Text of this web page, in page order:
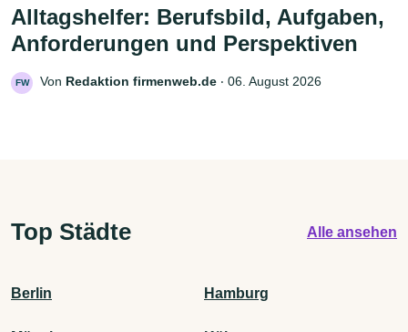
Alltagshelfer: Berufsbild, Aufgaben,
Anforderungen und Perspektiven
FW Von Redaktion firmenweb.de ‧ 06. August 2026
Top Städte Alle ansehen
Berlin Hamburg